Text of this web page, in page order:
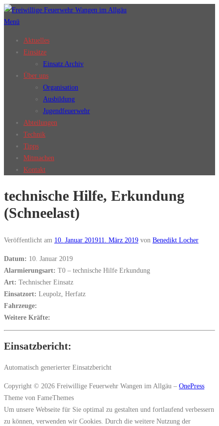
Zum
Inhalt
Menü
Aktuelles
Einsätze
Einsatz Archiv
Über uns
Organisation
Ausbildung
Jugendfeuerwehr
Abteilungen
Technik
Tipps
Mitmachen
Kontakt
technische Hilfe, Erkundung
(Schneelast)
Veröffentlicht am 10. Januar 201911. März 2019 von Benedikt Locher
Datum: 10. Januar 2019
Alarmierungsart: T0 – technische Hilfe Erkundung
Art: Technischer Einsatz
Einsatzort: Leupolz, Herfatz
Fahrzeuge:
Weitere Kräfte:
Einsatzbericht:
Automatisch generierter Einsatzbericht
Copyright © 2026 Freiwillige Feuerwehr Wangen im Allgäu – OnePress
Theme von FameThemes
Um unsere Webseite für Sie optimal zu gestalten und fortlaufend verbessern
zu können, verwenden wir Cookies. Durch die weitere Nutzung der